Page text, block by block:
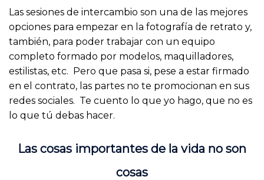
Las sesiones de intercambio son una de las mejores
opciones para empezar en la fotografía de retrato y,
también, para poder trabajar con un equipo
completo formado por modelos, maquilladores,
estilistas, etc. Pero que pasa si, pese a estar firmado
en el contrato, las partes no te promocionan en sus
redes sociales. Te cuento lo que yo hago, que no es
lo que tú debas hacer.
Las cosas importantes de la vida no son
cosas